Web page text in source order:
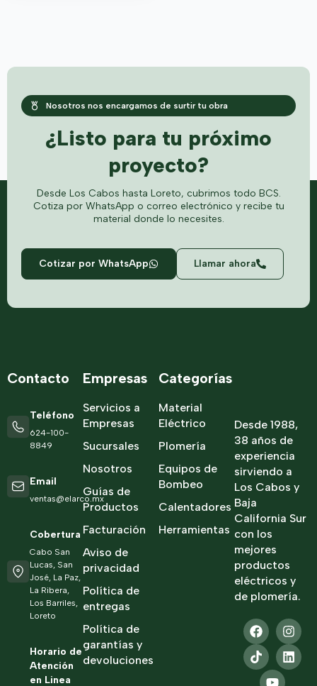
Nosotros nos encargamos de surtir tu obra
¿Listo para tu próximo
proyecto?
Desde Los Cabos hasta Loreto, cubrimos todo BCS.
Cotiza por WhatsApp o correo electrónico y recibe tu
material donde lo necesites.
Cotizar por WhatsApp Llamar ahora
Desde 1988,
38 años de
experiencia
sirviendo a
Los Cabos y
Baja
California Sur
con los
mejores
productos
eléctricos y
de plomería.
Categorías
Material
Eléctrico
Plomería
Equipos de
Bombeo
Calentadores
Herramientas
Empresas
Servicios a
Empresas
Sucursales
Nosotros
Guías de
Productos
Facturación
Aviso de
privacidad
Política de
entregas
Política de
garantías y
devoluciones
Contacto
Teléfono
624-100-
8849
Email
ventas@elarco.mx
Cobertura
Cabo San
Lucas, San
José, La Paz,
La Ribera,
Los Barriles,
Loreto
Horario de
Atención
en Linea